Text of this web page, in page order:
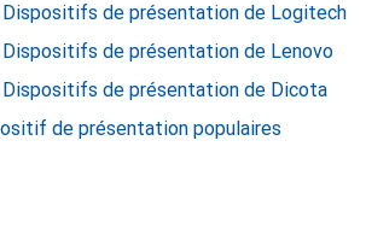
de présentation de Logitech
de présentation de Lenovo
de présentation de Dicota
de présentation populaires